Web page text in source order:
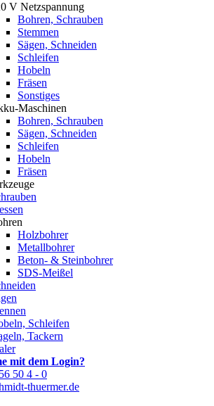
V Netzspannung
Bohren, Schrauben
Stemmen
Sägen, Schneiden
Schleifen
Hobeln
Fräsen
Sonstiges
Maschinen
Bohren, Schrauben
Sägen, Schneiden
Schleifen
Hobeln
Fräsen
Holzbohrer
Metallbohrer
Beton- & Steinbohrer
SDS-Meißel
Schleifen
Tackern
mit dem Login?
50 4 - 0
thuermer.de